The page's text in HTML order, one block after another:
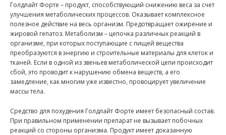
Голдлайт Форте – продукт, способствующий снижению веса за счет
улучшения метаболических процессов. Оказывает комплексное
полезное действие на весь организм. Предотвращает ожирение и
жировой гепатоз. Метаболизм – цепочка различных реакций в
организме, при которых поступающие с пищей вещества
преобразуются в энергию и строительные материалы для клеток и
тканей. Если в одной из звеньев метаболической цепи происходит
сбой, это проводит к нарушению обмена веществ, а его
замедление, как многим уже известно, провоцирует увеличение
массы тела.
Средство для похудения Голдлайт Форте имеет безопасный состав.
При правильном применении препарат не вызывает побочных
реакций со стороны организма. Продукт имеет доказанную